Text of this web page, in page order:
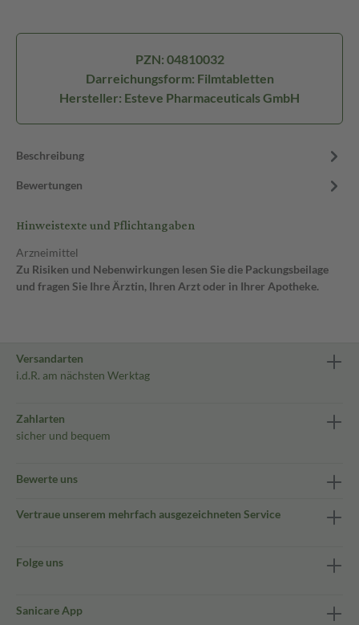
PZN: 04810032
Darreichungsform: Filmtabletten
Hersteller: Esteve Pharmaceuticals GmbH
Beschreibung
Bewertungen
Hinweistexte und Pflichtangaben
Arzneimittel
Zu Risiken und Nebenwirkungen lesen Sie die Packungsbeilage
und fragen Sie Ihre Ärztin, Ihren Arzt oder in Ihrer Apotheke.
Versandarten
i.d.R. am nächsten Werktag
Zahlarten
sicher und bequem
Bewerte uns
Vertraue unserem mehrfach ausgezeichneten Service
Folge uns
Sanicare App